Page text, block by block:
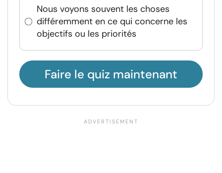
Nous voyons souvent les choses
différemment en ce qui concerne les
objectifs ou les priorités
Faire le quiz maintenant